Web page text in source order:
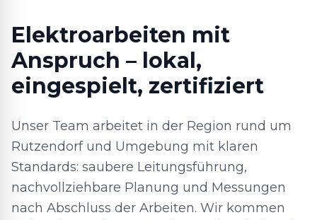
Elektroarbeiten mit
Anspruch – lokal,
eingespielt, zertifiziert
Unser Team arbeitet in der Region rund um
Rutzendorf und Umgebung mit klaren
Standards: saubere Leitungsführung,
nachvollziehbare Planung und Messungen
nach Abschluss der Arbeiten. Wir kommen